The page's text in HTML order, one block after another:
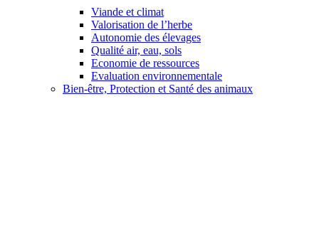
Viande et climat
Valorisation de l’herbe
Autonomie des élevages
Qualité air, eau, sols
Economie de ressources
Evaluation environnementale
Bien-être, Protection et Santé des animaux